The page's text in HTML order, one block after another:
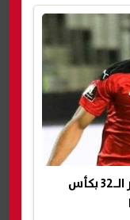
موعد مباراة مصر وأستراليا في دور الـ32 بكأس